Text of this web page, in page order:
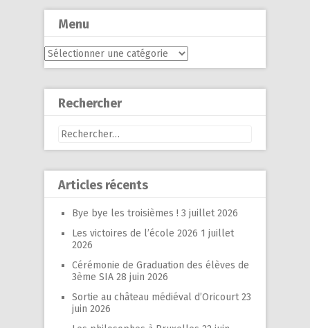
Menu
Menu
Rechercher
Rechercher :
Articles récents
Bye bye les troisièmes ! 3 juillet 2026
Les victoires de l’école 2026 1 juillet
2026
Cérémonie de Graduation des élèves de
3ème SIA 28 juin 2026
Sortie au château médiéval d’Oricourt 23
juin 2026